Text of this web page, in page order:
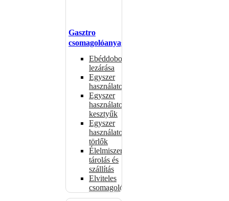
Gasztro
csomagolóanyagok
Ebéddobozok
lezárása
Egyszer
használatos
Egyszer
használatos
kesztyűk
Egyszer
használatos
törlők
Élelmiszer-
tárolás és
szállítás
Elviteles
csomagolóanyagok